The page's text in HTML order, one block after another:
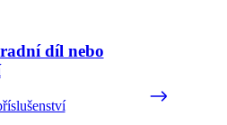
díl nebo